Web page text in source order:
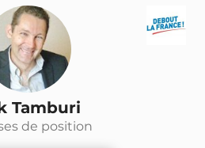
Tamburi
de position